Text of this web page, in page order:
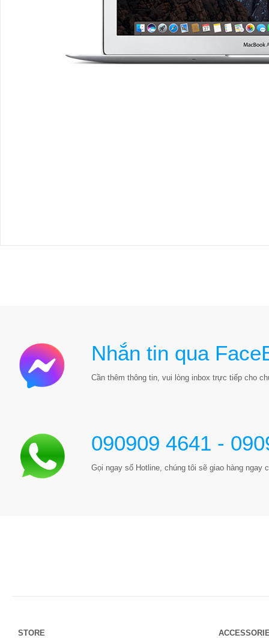
Nhắn tin qua
Cần thêm thông tin, vui lòng inbox trực tiếp cho
090909 4641 -
Gọi ngay số Hotline, chúng tôi sẽ giao hàng ngay
STORE